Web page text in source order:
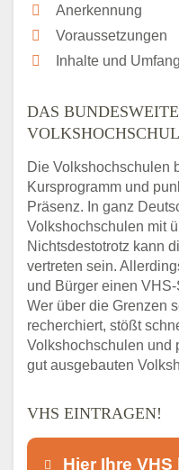
Anerkennung
Voraussetzungen
Inhalte und Umfang
DAS BUNDESWEITE
Die Volkshochschulen
Kursprogramm und
Präsenz. In ganz
Volkshochschulen mit
Nichtsdestotrotz kann
vertreten sein.
und Bürger einen
Wer über die Grenzen
recherchiert, stößt
Volkshochschulen und
gut ausgebauten
VHS EINTRAGEN!
Hier Ihre